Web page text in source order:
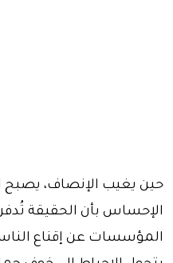
حين يغيب الإنصاف، يصبح
الإحساس بأن الحقيقة
المؤسسات عن إقناع